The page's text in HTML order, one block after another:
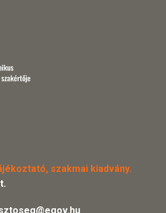
szakmai kiadvány.